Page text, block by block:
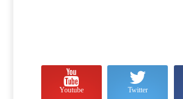
Twitter
Youtube